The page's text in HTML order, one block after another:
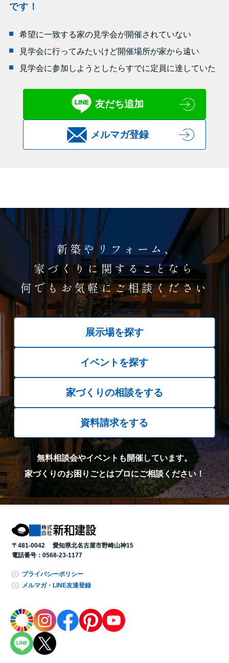
です！
希望に一致する家の見学会が開催されていない
見学会に行ってみたいけど開催場所が家から遠い
見学会に参加しようとしたらすでに定員に達していた
友だち追加
メルマガ登録
新築やリフォーム、
家づくりに関することなら
何でもお気軽にご相談ください
展示場を探す
イベントを探す
家づくりの相談をする
資料請求をする
無料相談会やイベントも開催しています。
家づくりのお困りごとはプロにご相談ください！
〒481-0042 愛知県北名古屋市野崎山神15
電話番号： 0568-23-1177
プライバシーポリシー
メルマガ・LINE友達登録